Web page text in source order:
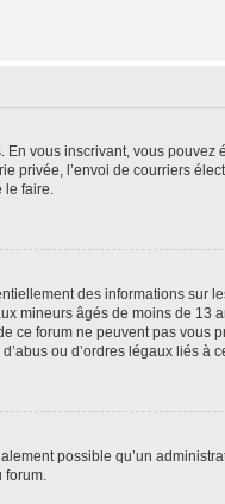
vous inscrivant, vous pouvez
privée, l’envoi de courriers
le faire.
des informations sur
mineurs âgés de moins de 13
ce forum ne peuvent pas vous
ou d’ordres légaux liés à
possible qu’un
forum.